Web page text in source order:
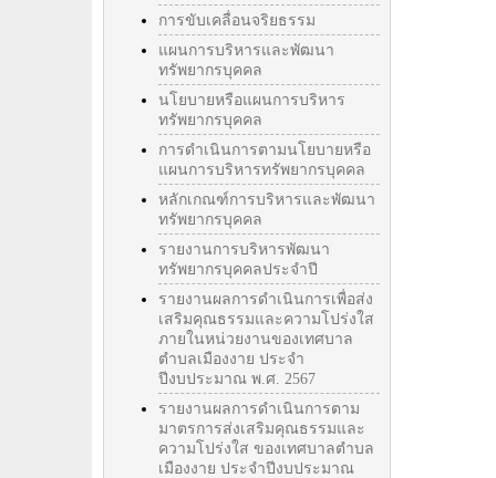
การขับเคลื่อนจริยธรรม
แผนการบริหารและพัฒนา
ทรัพยากรบุคคล
นโยบายหรือแผนการบริหาร
ทรัพยากรบุคคล
การดำเนินการตามนโยบายหรือ
แผนการบริหารทรัพยากรบุคคล
หลักเกณฑ์การบริหารและพัฒนา
ทรัพยากรบุคคล
รายงานการบริหารพัฒนา
ทรัพยากรบุคคลประจำปี
รายงานผลการดำเนินการเพื่อส่ง
เสริมคุณธรรมและความโปร่งใส
ภายในหน่วยงานของเทศบาล
ตำบลเมืองงาย ประจำ
ปีงบประมาณ พ.ศ. 2567
รายงานผลการดำเนินการตาม
มาตรการส่งเสริมคุณธรรมและ
ความโปร่งใส ของเทศบาลตำบล
เมืองงาย ประจำปีงบประมาณ